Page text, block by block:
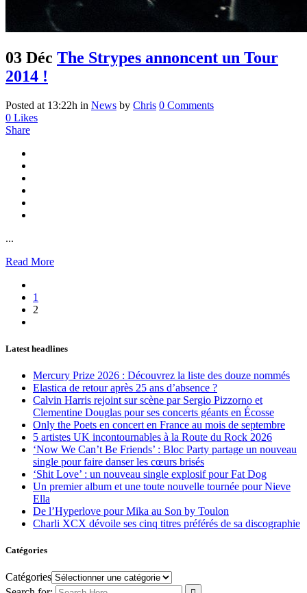
03 Déc The Strypes annoncent un Tour
2014 !
Posted at 13:22h in News by Chris 0 Comments
0 Likes
Share
...
Read More
1
2
Latest headlines
Mercury Prize 2026 : Découvrez la liste des douze nommés
Elastica de retour après 25 ans d’absence ?
Calvin Harris rejoint sur scène par Sergio Pizzorno et
Clementine Douglas pour ses concerts géants en Écosse
Only the Poets en concert en France au mois de septembre
5 artistes UK incontournables à la Route du Rock 2026
‘Now We Can’t Be Friends’ : Bloc Party partage un nouveau
single pour faire danser les cœurs brisés
‘Shit Love’ : un nouveau single explosif pour Fat Dog
Un premier album et une toute nouvelle tournée pour Nieve
Ella
De l’Hyperlove pour Mika au Son by Toulon
Charli XCX dévoile ses cinq titres préférés de sa discographie
Catégories
Catégories